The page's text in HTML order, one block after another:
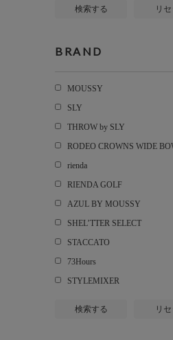
検索する リ
BRAND
MOUSSY
SLY
THROW by SLY
RODEO CROWNS WIDE
rienda
RIENDA GOLF
AZUL BY MOUSSY
SHEL’TTER SELECT
STACCATO
73Hours
STYLEMIXER
検索する リ